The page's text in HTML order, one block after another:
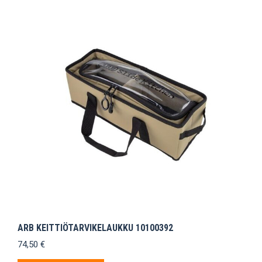
ARB KEITTIÖTARVIKELAUKKU 10100392
74,50 €